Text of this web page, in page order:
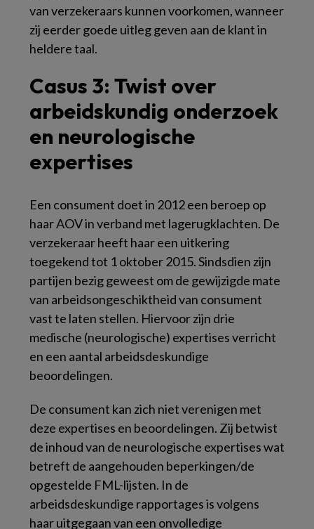
van verzekeraars kunnen voorkomen, wanneer
zij eerder goede uitleg geven aan de klant in
heldere taal.
Casus 3: Twist over
arbeidskundig onderzoek
en neurologische
expertises
Een consument doet in 2012 een beroep op
haar AOV in verband met lagerugklachten. De
verzekeraar heeft haar een uitkering
toegekend tot 1 oktober 2015. Sindsdien zijn
partijen bezig geweest om de gewijzigde mate
van arbeidsongeschiktheid van consument
vast te laten stellen. Hiervoor zijn drie
medische (neurologische) expertises verricht
en een aantal arbeidsdeskundige
beoordelingen.
De consument kan zich niet verenigen met
deze expertises en beoordelingen. Zij betwist
de inhoud van de neurologische expertises wat
betreft de aangehouden beperkingen/de
opgestelde FML-lijsten. In de
arbeidsdeskundige rapportages is volgens
haar uitgegaan van een onvolledige